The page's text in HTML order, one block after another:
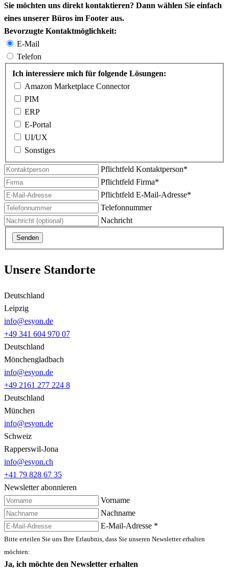
Sie möchten uns direkt kontaktieren? Dann wählen Sie einfach
eines unserer Büros im Footer aus.
Bevorzugte Kontaktmöglichkeit:
E-Mail
Telefon
Ich interessiere mich für folgende Lösungen:
Amazon Marketplace Connector
PIM
ERP
E-Portal
UI/UX
Sonstiges
Pflichtfeld Kontaktperson*
Pflichtfeld Firma*
Pflichtfeld E-Mail-Adresse*
Telefonnummer
Nachricht
Senden
Unsere Standorte
Deutschland
Leipzig
info@esyon.de
+49 341 604 970 07
Deutschland
Mönchengladbach
info@esyon.de
+49 2161 277 224 8
Deutschland
München
info@esyon.de
Schweiz
Rapperswil-Jona
info@esyon.ch
+41 79 828 67 35
Newsletter abonnieren
Vorname
Nachname
E-Mail-Adresse *
Bitte erteilen Sie uns Ihre Erlaubnis, dass Sie unseren Newsletter erhalten
möchten:
Ja, ich möchte den Newsletter erhalten